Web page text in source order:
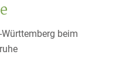
beim